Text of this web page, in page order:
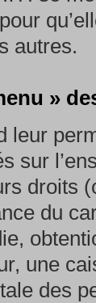
autres.
»
leur
sur
droits
du
une
des